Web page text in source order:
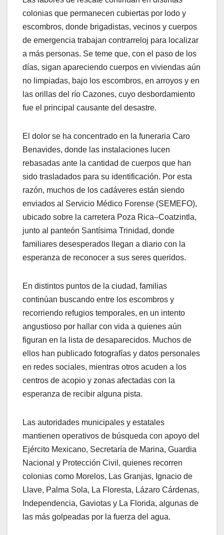
colonias que permanecen cubiertas por lodo y
escombros, donde brigadistas, vecinos y cuerpos
de emergencia trabajan contrarreloj para localizar
a más personas. Se teme que, con el paso de los
días, sigan apareciendo cuerpos en viviendas aún
no limpiadas, bajo los escombros, en arroyos y en
las orillas del río Cazones, cuyo desbordamiento
fue el principal causante del desastre.
El dolor se ha concentrado en la funeraria Caro
Benavides, donde las instalaciones lucen
rebasadas ante la cantidad de cuerpos que han
sido trasladados para su identificación. Por esta
razón, muchos de los cadáveres están siendo
enviados al Servicio Médico Forense (SEMEFO),
ubicado sobre la carretera Poza Rica–Coatzintla,
junto al panteón Santísima Trinidad, donde
familiares desesperados llegan a diario con la
esperanza de reconocer a sus seres queridos.
En distintos puntos de la ciudad, familias
continúan buscando entre los escombros y
recorriendo refugios temporales, en un intento
angustioso por hallar con vida a quienes aún
figuran en la lista de desaparecidos. Muchos de
ellos han publicado fotografías y datos personales
en redes sociales, mientras otros acuden a los
centros de acopio y zonas afectadas con la
esperanza de recibir alguna pista.
Las autoridades municipales y estatales
mantienen operativos de búsqueda con apoyo del
Ejército Mexicano, Secretaría de Marina, Guardia
Nacional y Protección Civil, quienes recorren
colonias como Morelos, Las Granjas, Ignacio de
Llave, Palma Sola, La Floresta, Lázaro Cárdenas,
Independencia, Gaviotas y La Florida, algunas de
las más golpeadas por la fuerza del agua.